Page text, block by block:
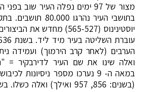
מצור של 97 ימים נפלה העיר שוב
בתושבי העיר נהרגו
יוסטינינוס (565-527) מחדש
הערבים (לאחר קרב הירמוך) ועמידה
ואלה שינו את שם העיר לדירבקיר =
במאה ה- 9 נערכו מספר ניסיונות